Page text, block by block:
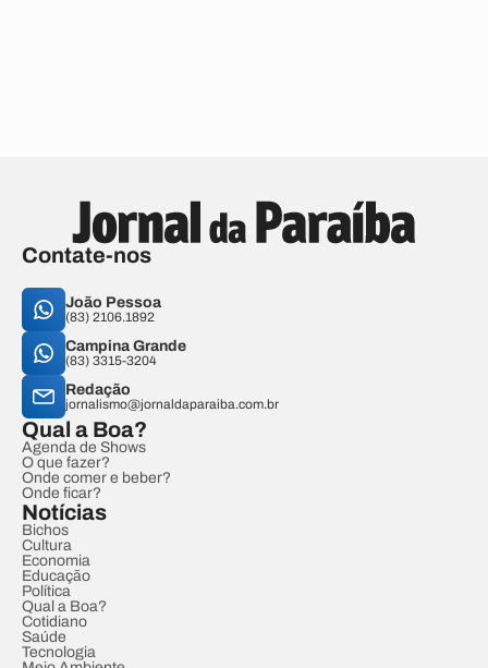
Contate-nos
João Pessoa
(83) 2106.1892
Campina Grande
(83) 3315-3204
Redação
jornalismo@jornaldaparaiba.com.br
Qual a Boa?
Agenda de Shows
O que fazer?
Onde comer e beber?
Onde ficar?
Notícias
Bichos
Cultura
Economia
Educação
Política
Qual a Boa?
Cotidiano
Saúde
Tecnologia